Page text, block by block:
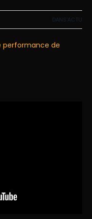
DANS'ACTU
performance de